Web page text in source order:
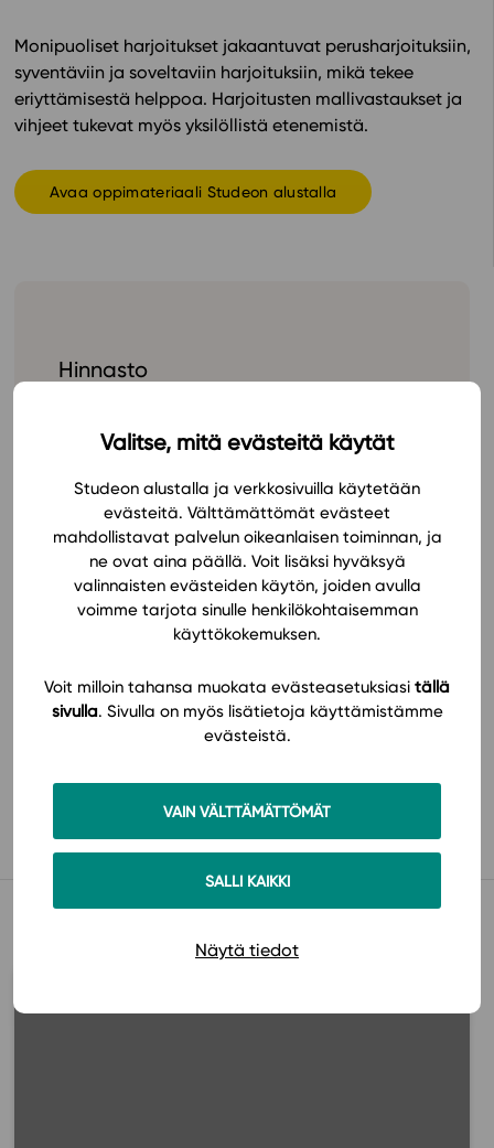
Valitse, mitä evästeitä käytät
Studeon alustalla ja verkkosivuilla käytetään
evästeitä. Välttämättömät evästeet
mahdollistavat palvelun oikeanlaisen toiminnan, ja
ne ovat aina päällä. Voit lisäksi hyväksyä
valinnaisten evästeiden käytön, joiden avulla
voimme tarjota sinulle henkilökohtaisemman
käyttökokemuksen.
Voit milloin tahansa muokata evästeasetuksiasi tällä
sivulla. Sivulla on myös lisätietoja käyttämistämme
evästeistä.
VAIN VÄLTTÄMÄTTÖMÄT
SALLI KAIKKI
Näytä tiedot
In English
Monipuoliset harjoitukset jakaantuvat perusharjoituksiin,
syventäviin ja soveltaviin harjoituksiin, mikä tekee
eriyttämisestä helppoa. Harjoitusten mallivastaukset ja
vihjeet tukevat myös yksilöllistä etenemistä.
Avaa oppimateriaali Studeon alustalla
Hinnasto
Tilaa
Muista myös tämä